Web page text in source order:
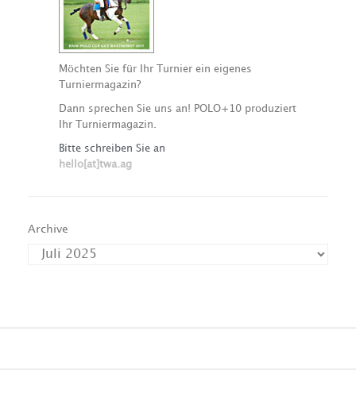
Möchten Sie für Ihr Turnier ein eigenes
Turniermagazin?
Dann sprechen Sie uns an! POLO+10 produziert
Ihr Turniermagazin.
Bitte schreiben Sie an
hello[at]twa.ag
Archive